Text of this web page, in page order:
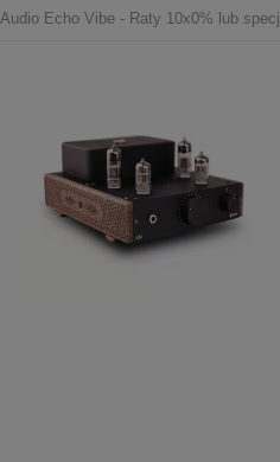
Echo Vibe - Raty 10x0% lub